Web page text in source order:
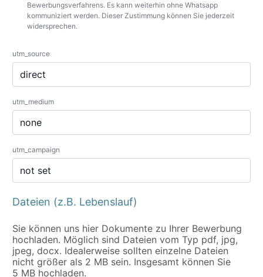
Bewerbungsverfahrens. Es kann weiterhin ohne Whatsapp
kommuniziert werden. Dieser Zustimmung können Sie jederzeit
widersprechen.
utm_source
utm_medium
utm_campaign
Dateien (z.B. Lebenslauf)
Sie können uns hier Dokumente zu Ihrer Bewerbung
hochladen. Möglich sind Dateien vom Typ pdf, jpg,
jpeg, docx. Idealerweise sollten einzelne Dateien
nicht größer als 2 MB sein. Insgesamt können Sie
5 MB hochladen.